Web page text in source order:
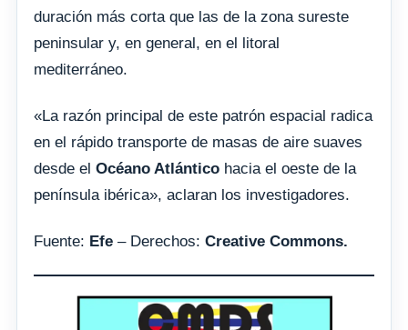
duración más corta que las de la zona sureste
peninsular y, en general, en el litoral
mediterráneo.
«La razón principal de este patrón espacial radica
en el rápido transporte de masas de aire suaves
desde el Océano Atlántico hacia el oeste de la
península ibérica», aclaran los investigadores.
Fuente: Efe – Derechos: Creative Commons.